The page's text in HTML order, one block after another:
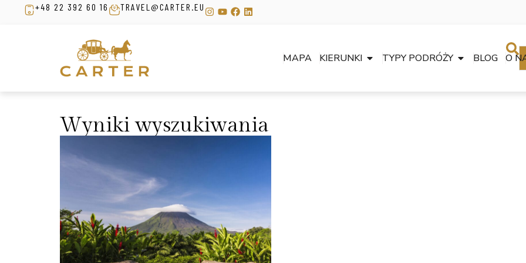
+48 22 392 60 16 TRAVEL@CARTER.EU
MAPA KIERUNKI TYPY PODRÓŻY BLOG O
Wyniki wyszukiwania